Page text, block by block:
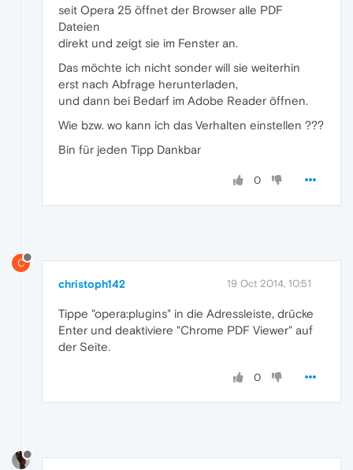
seit Opera 25 öffnet der Browser alle PDF
Dateien
direkt und zeigt sie im Fenster an.
Das möchte ich nicht sonder will sie weiterhin
erst nach Abfrage herunterladen,
und dann bei Bedarf im Adobe Reader öffnen.
Wie bzw. wo kann ich das Verhalten einstellen ???
Bin für jeden Tipp Dankbar
0
C
christoph142 19 Oct 2014, 10:51
Tippe "opera:plugins" in die Adressleiste, drücke
Enter und deaktiviere "Chrome PDF Viewer" auf
der Seite.
0